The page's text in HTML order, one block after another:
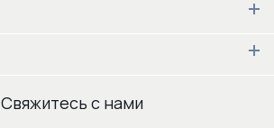
Свяжитесь с нами